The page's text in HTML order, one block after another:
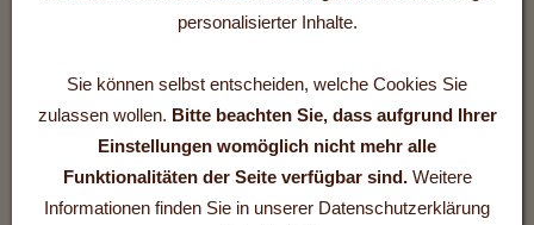
personalisierter Inhalte.
Sie können selbst entscheiden, welche Cookies Sie
zulassen wollen. Bitte beachten Sie, dass aufgrund Ihrer
Einstellungen womöglich nicht mehr alle
Funktionalitäten der Seite verfügbar sind.Weitere
Informationen finden Sie in unserer Datenschutzerklärung